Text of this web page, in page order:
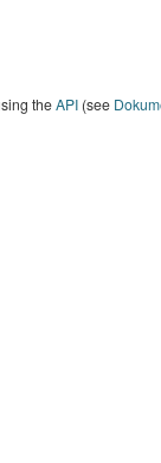
theAPI(see